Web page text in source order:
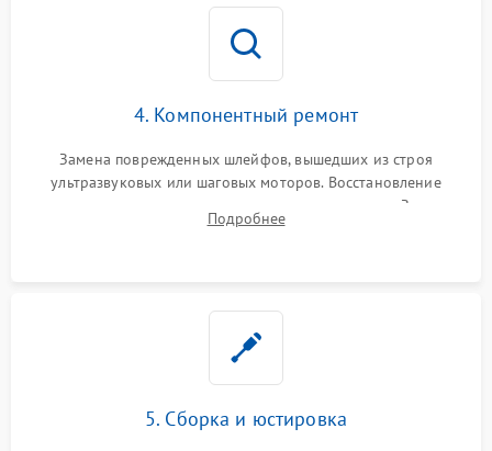
4. Компонентный ремонт
Замена поврежденных шлейфов, вышедших из строя
ультразвуковых или шаговых моторов. Восстановление
геометрии направляющих при заклинивании зума. Замена
неисправного блока диафрагмы, датчиков положения или
Подробнее
5. Сборка и юстировка